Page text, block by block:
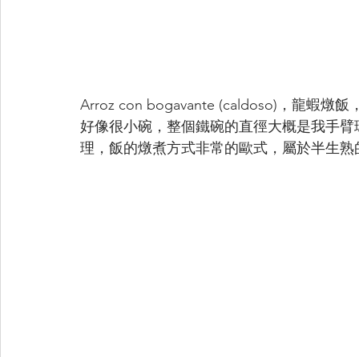
Arroz con bogavante (caldoso)，龍蝦燉飯
好像很小碗，整個鐵碗的直徑大概是我手
理，飯的燉煮方式非常的歐式，屬於半生